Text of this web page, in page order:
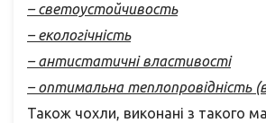
– светоустойчивость
– екологічність
– антистатичні властивості
– оптимальна теплопровідність
Також чохли, виконані з такого